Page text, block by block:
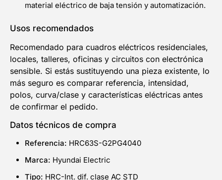
material eléctrico de baja tensión y automatización.
Usos recomendados
Recomendado para cuadros eléctricos residenciales,
locales, talleres, oficinas y circuitos con electrónica
sensible. Si estás sustituyendo una pieza existente, lo
más seguro es comparar referencia, intensidad,
polos, curva/clase y características eléctricas antes
de confirmar el pedido.
Datos técnicos de compra
Referencia: HRC63S-G2PG4040
Marca: Hyundai Electric
Tipo: HRC-Int. dif. clase AC STD